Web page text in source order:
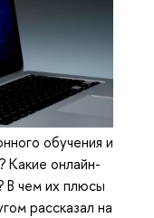
обучения и
Какие онлайн-
В чем их плюсы
рассказал на